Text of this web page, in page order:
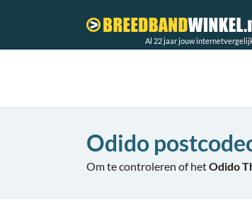
Al 22 jaar jouw
Odido
Om te controleren of hetOdido